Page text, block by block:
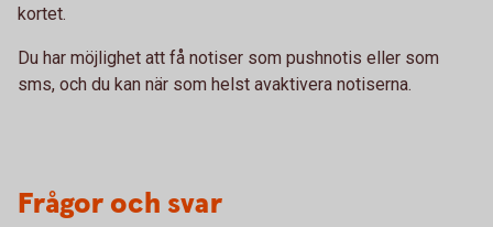
kortet.
Du har möjlighet att få notiser som pushnotis eller som
sms, och du kan när som helst avaktivera notiserna.
Frågor och svar